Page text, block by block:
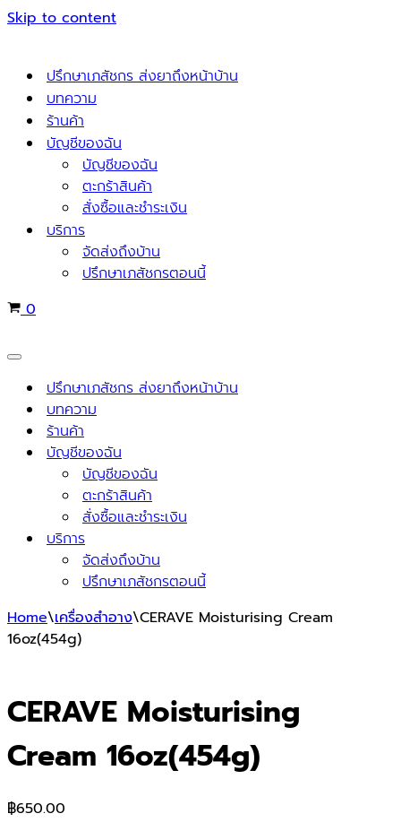
Skip to content
ปรึกษาเภสัชกร ส่งยาถึงหน้าบ้าน
บทความ
ร้านค้า
บัญชีของฉัน
บัญชีของฉัน
ตะกร้าสินค้า
สั่งซื้อและชำระเงิน
บริการ
จัดส่งถึงบ้าน
ปรึกษาเภสัชกรตอนนี้
Cart
0
Navigation
Menu ปรึกษาเภสัชกร ส่งยาถึงหน้าบ้าน
บทความ
ร้านค้า
บัญชีของฉัน
บัญชีของฉัน
ตะกร้าสินค้า
สั่งซื้อและชำระเงิน
บริการ
จัดส่งถึงบ้าน
ปรึกษาเภสัชกรตอนนี้
Home\เครื่องสำอาง\CERAVE Moisturising Cream
16oz(454g)
CERAVE Moisturising
Cream 16oz(454g)
฿650.00